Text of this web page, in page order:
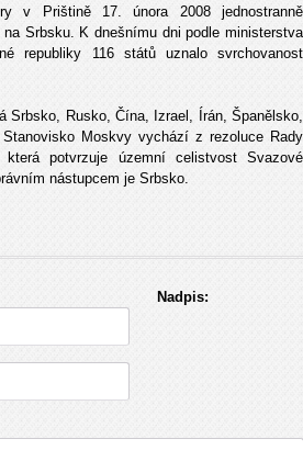
v Prištině 17. února 2008 jednostranně
Srbsku. K dnešnímu dni podle ministerstva
republiky 116 států uznalo svrchovanost
Srbsko, Rusko, Čína, Izrael, Írán, Španělsko,
Moskvy vychází z rezoluce Rady
potvrzuje územní celistvost Svazové
nástupcem je Srbsko.
Nadpis: